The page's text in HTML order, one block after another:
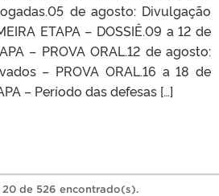
de agosto: Divulgação
ETAPA – DOSSIÊ.09 a 12 de
– PROVA ORAL.12 de agosto:
– PROVA ORAL.16 a 18 de
– Período das defesas […]
de 526 encontrado(s).